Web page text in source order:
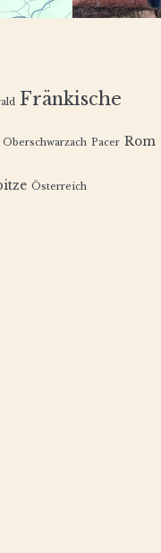
Fränkische
Oberschwarzach Pacer Rom
Österreich